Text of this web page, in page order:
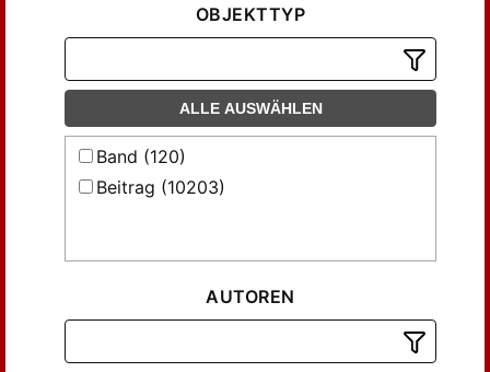
OBJEKTTYP
ALLE AUSWÄHLEN
Band (120)
Beitrag (10203)
AUTOREN